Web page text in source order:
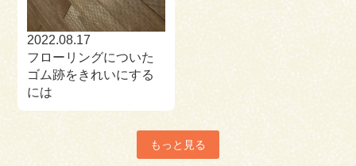
2022.08.17
フローリングについた
ゴム跡をきれいにする
には
もっと見る